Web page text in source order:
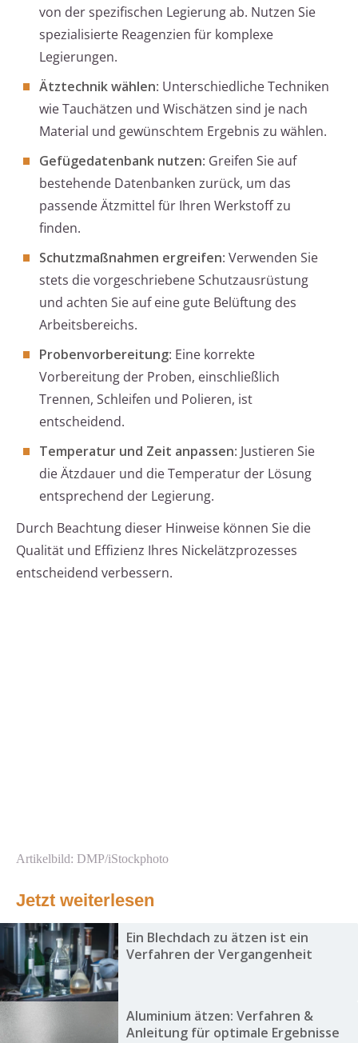
von der spezifischen Legierung ab. Nutzen Sie
spezialisierte Reagenzien für komplexe
Legierungen.
Ätztechnik wählen: Unterschiedliche Techniken
wie Tauchätzen und Wischätzen sind je nach
Material und gewünschtem Ergebnis zu wählen.
Gefügedatenbank nutzen: Greifen Sie auf
bestehende Datenbanken zurück, um das
passende Ätzmittel für Ihren Werkstoff zu
finden.
Schutzmaßnahmen ergreifen: Verwenden Sie
stets die vorgeschriebene Schutzausrüstung
und achten Sie auf eine gute Belüftung des
Arbeitsbereichs.
Probenvorbereitung: Eine korrekte
Vorbereitung der Proben, einschließlich
Trennen, Schleifen und Polieren, ist
entscheidend.
Temperatur und Zeit anpassen: Justieren Sie
die Ätzdauer und die Temperatur der Lösung
entsprechend der Legierung.
Durch Beachtung dieser Hinweise können Sie die
Qualität und Effizienz Ihres Nickelätzprozesses
entscheidend verbessern.
Artikelbild: DMP/iStockphoto
Jetzt weiterlesen
Ein Blechdach zu ätzen ist ein
Verfahren der Vergangenheit
Aluminium ätzen: Verfahren &
Anleitung für optimale Ergebnisse